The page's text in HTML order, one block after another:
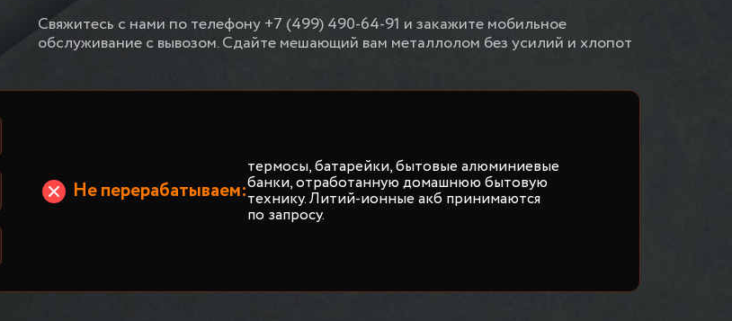
Свяжитесь с нами по телефону +7 (499) 490-64-91 и закажите мобильное
обслуживание с вывозом. Сдайте мешающий вам металлолом без усилий и хлопот
Не перерабатываем:
термосы, батарейки, бытовые алюминиевые
банки, отработанную домашнюю бытовую
технику. Литий-ионные акб принимаются
по запросу.